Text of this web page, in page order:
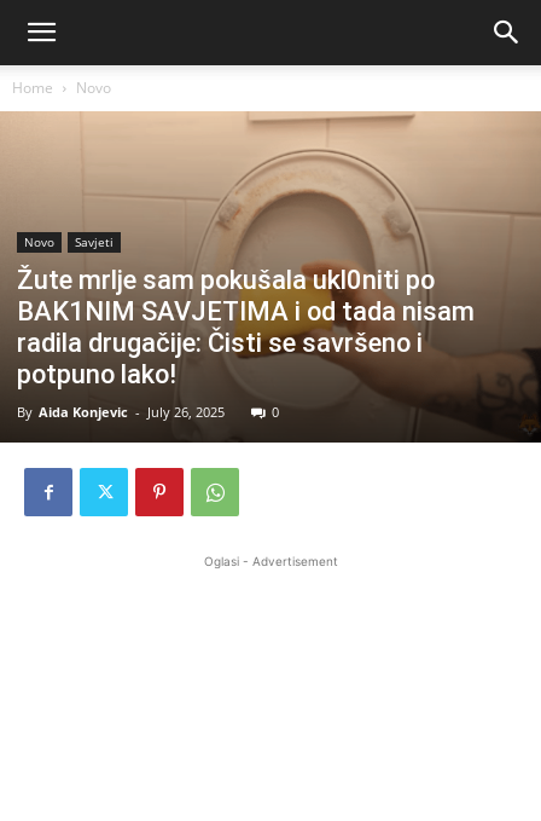
Home Novo
Novo Savjeti
Žute mrlje sam pokušala ukl0niti po
BAK1NIM SAVJETIMA i od tada nisam
radila drugačije: Čisti se savršeno i
potpuno lako!
By Aida Konjevic - July 26, 2025 0
Oglasi - Advertisement